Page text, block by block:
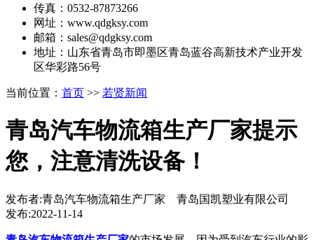
传真：0532-87873266
网址：www.qdgksy.com
邮箱：sales@qdgksy.com
地址：山东省青岛市即墨区青岛蓝谷高新技术产业开发
区华彩路56号
当前位置： 首页 >> 若贤新闻
青岛汽车物流箱生产厂家提示
您，注意清洗设备！
发布者:青岛汽车物流箱生产厂家 青岛国凯塑业有限公司
发布:2022-11-14